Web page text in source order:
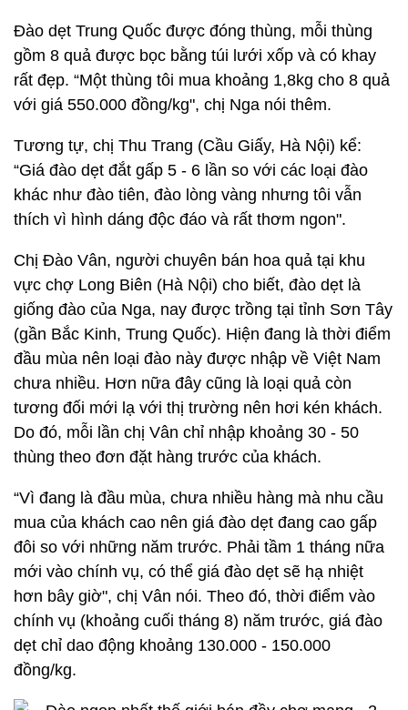
Đào dẹt Trung Quốc được đóng thùng, mỗi thùng
gồm 8 quả được bọc bằng túi lưới xốp và có khay
rất đẹp. “Một thùng tôi mua khoảng 1,8kg cho 8 quả
với giá 550.000 đồng/kg", chị Nga nói thêm.
Tương tự, chị Thu Trang (Cầu Giấy, Hà Nội) kể:
“Giá đào dẹt đắt gấp 5 - 6 lần so với các loại đào
khác như đào tiên, đào lòng vàng nhưng tôi vẫn
thích vì hình dáng độc đáo và rất thơm ngon".
Chị Đào Vân, người chuyên bán hoa quả tại khu
vực chợ Long Biên (Hà Nội) cho biết, đào dẹt là
giống đào của Nga, nay được trồng tại tỉnh Sơn Tây
(gần Bắc Kinh, Trung Quốc). Hiện đang là thời điểm
đầu mùa nên loại đào này được nhập về Việt Nam
chưa nhiều. Hơn nữa đây cũng là loại quả còn
tương đối mới lạ với thị trường nên hơi kén khách.
Do đó, mỗi lần chị Vân chỉ nhập khoảng 30 - 50
thùng theo đơn đặt hàng trước của khách.
“Vì đang là đầu mùa, chưa nhiều hàng mà nhu cầu
mua của khách cao nên giá đào dẹt đang cao gấp
đôi so với những năm trước. Phải tầm 1 tháng nữa
mới vào chính vụ, có thể giá đào dẹt sẽ hạ nhiệt
hơn bây giờ", chị Vân nói. Theo đó, thời điểm vào
chính vụ (khoảng cuối tháng 8) năm trước, giá đào
dẹt chỉ dao động khoảng 130.000 - 150.000
đồng/kg.